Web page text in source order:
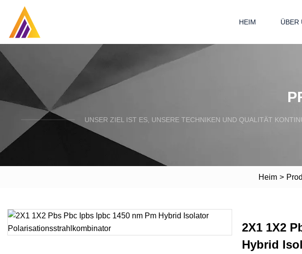
HEIM ÜBER
UNSER ZIEL IST ES, UNSERE TECHNIKEN UND QUALITÄT
Heim >
2X1 1X2
Hybrid